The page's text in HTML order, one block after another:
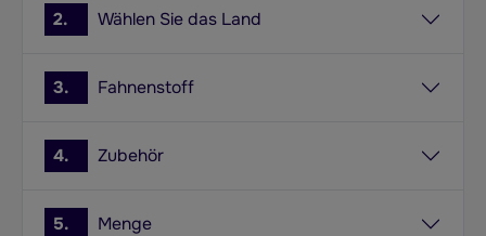
2. Wählen Sie das Land
3. Fahnenstoff
4. Zubehör
5. Menge